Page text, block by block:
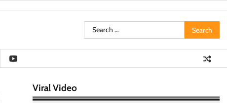
Search
for:
Viral Video